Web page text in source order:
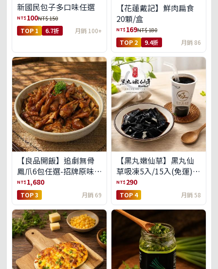
新國民包子多口味任選
NT$ 100NT$ 150
TOP 1 6.7折 月銷 100+
【花蓮戴記】鮮肉扁食
20顆/盒
NT$ 169NT$ 180
TOP 2 9.4折 月銷 86
【良品開飯】追劇無骨
鳳爪6包任選-招牌原味/
濃濃蒜香/過癮麻辣(免運
組)
NT$ 1,680
TOP 3 月銷 69
【黑丸嫩仙草】黑丸仙
草吸凍5入/15入(免運)
(預購中8/14出貨)
NT$ 290
TOP 4 月銷 58